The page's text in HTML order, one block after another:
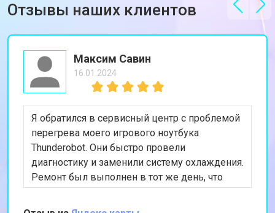
Отзывы наших клиентов
Максим Савин
16.01.2024
Я обратился в сервисный центр с проблемой
перегрева моего игрового ноутбука
Thunderobot. Они быстро провели
диагностику и заменили систему охлаждения.
Ремонт был выполнен в тот же день, что
очень удобно. Теперь ноутбук работает
отлично, и я могу снова наслаждаться играми.